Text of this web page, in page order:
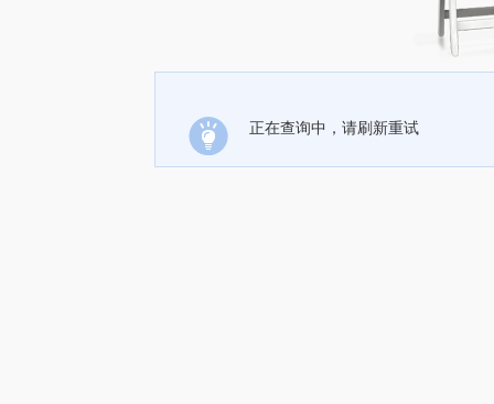
正在查询中，请刷新重试